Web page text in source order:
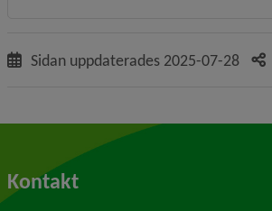
Sidan uppdaterades 2025-07-28
Kontakt